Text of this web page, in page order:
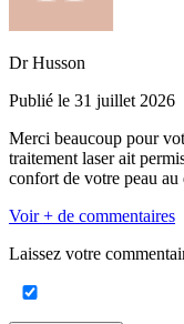
Dr Husson
Publié le 31 juillet 2026
Merci beaucoup pour
traitement laser ait
confort de votre peau au
Voir + de commentaires
Laissez votre